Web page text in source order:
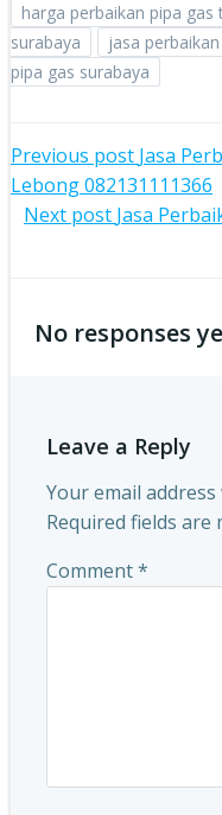
harga perbaikan pipa gas
surabaya
jasa
pipa gas surabaya
Post
Previous post Jasa
Lebong 082131111366
Post
Next post Jasa
No responses
Leave a Reply
Your email
Required fields are
Comment*